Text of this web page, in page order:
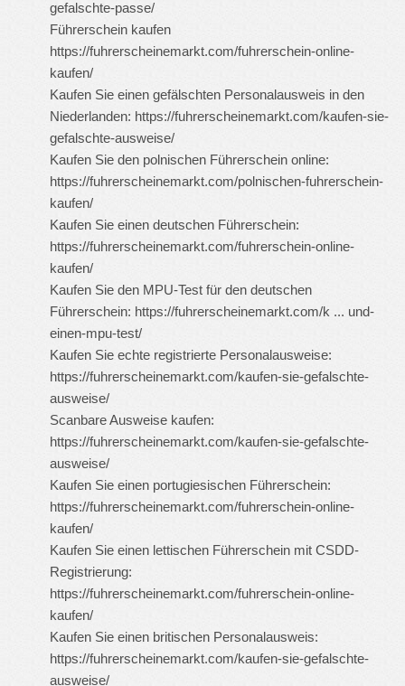
gefalschte-passe/
Führerschein kaufen
https://fuhrerscheinemarkt.com/fuhrerschein-online-
kaufen/
Kaufen Sie einen gefälschten Personalausweis in den
Niederlanden: https://fuhrerscheinemarkt.com/kaufen-sie-
gefalschte-ausweise/
Kaufen Sie den polnischen Führerschein online:
https://fuhrerscheinemarkt.com/polnischen-fuhrerschein-
kaufen/
Kaufen Sie einen deutschen Führerschein:
https://fuhrerscheinemarkt.com/fuhrerschein-online-
kaufen/
Kaufen Sie den MPU-Test für den deutschen
Führerschein: https://fuhrerscheinemarkt.com/k ... und-
einen-mpu-test/
Kaufen Sie echte registrierte Personalausweise:
https://fuhrerscheinemarkt.com/kaufen-sie-gefalschte-
ausweise/
Scanbare Ausweise kaufen:
https://fuhrerscheinemarkt.com/kaufen-sie-gefalschte-
ausweise/
Kaufen Sie einen portugiesischen Führerschein:
https://fuhrerscheinemarkt.com/fuhrerschein-online-
kaufen/
Kaufen Sie einen lettischen Führerschein mit CSDD-
Registrierung:
https://fuhrerscheinemarkt.com/fuhrerschein-online-
kaufen/
Kaufen Sie einen britischen Personalausweis:
https://fuhrerscheinemarkt.com/kaufen-sie-gefalschte-
ausweise/